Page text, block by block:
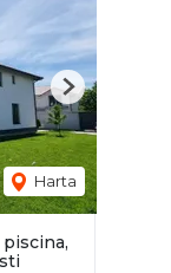
Harta
Next